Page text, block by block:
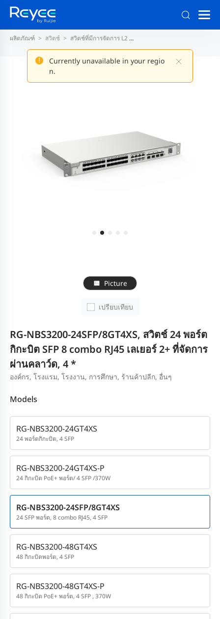
Currently unavailable in your regio
n.
ผลิตภัณฑ์ สวิตช์ สวิตช์ที่มีการจัดการ L2
Picture
เปรียบเทียบ
RG-NBS3200-24SFP/8GT4XS, สวิตช์ 24 พอร์ต
กิกะบิต SFP 8 combo RJ45 เลเยอร์ 2+ ที่จัดการ
ผ่านคลาว์ด, 4 *
องค์กร, โรงแรม, โรงงาน, การศึกษา, ร้านค้าปลีก, อื่นๆ
Models
RG-NBS3200-24GT4XS
24 พอร์ตกิกะบิต, 4 SFP
RG-NBS3200-24GT4XS-P
24 กิกะบิต PoE+ พอร์ต/ 4 SFP /370W
RG-NBS3200-24SFP/8GT4XS
24 SFP พอร์ต, 8 combo RJ45, 4 SFP
RG-NBS3200-48GT4XS
48 กิกะบิตพอร์ต, 4 SFP
RG-NBS3200-48GT4XS-P
48 กิกะบิต PoE+ พอร์ต, 4 SFP , 370W